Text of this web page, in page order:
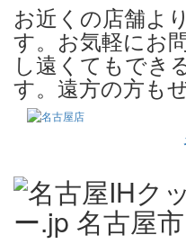
お近くの店舗よ
す。お気軽にお
し遠くてもでき
す。遠方の方も